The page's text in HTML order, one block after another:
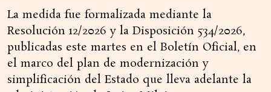
La medida fue formalizada mediante la
Resolución 12/2026 y la Disposición 534/2026,
publicadas este martes en el Boletín Oficial, en
el marco del plan de modernización y
simplificación del Estado que lleva adelante la